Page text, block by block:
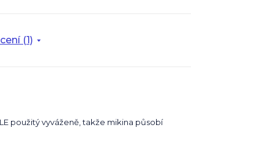
(1)
použitý vyváženě, takže mikina působí